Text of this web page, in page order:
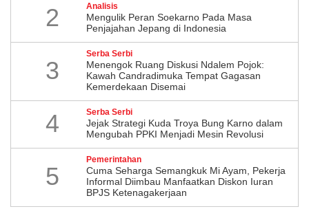
2 Analisis
Mengulik Peran Soekarno Pada Masa
Penjajahan Jepang di Indonesia
3
Serba Serbi
Menengok Ruang Diskusi Ndalem Pojok:
Kawah Candradimuka Tempat Gagasan
Kemerdekaan Disemai
4 Serba Serbi
Jejak Strategi Kuda Troya Bung Karno dalam
Mengubah PPKI Menjadi Mesin Revolusi
5
Pemerintahan
Cuma Seharga Semangkuk Mi Ayam, Pekerja
Informal Diimbau Manfaatkan Diskon Iuran
BPJS Ketenagakerjaan